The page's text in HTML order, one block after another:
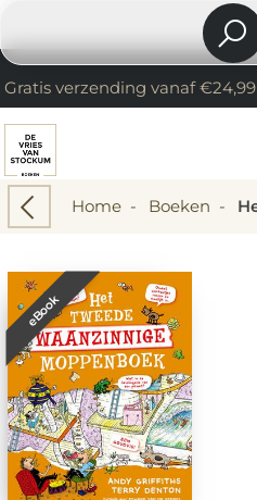
Gratis verzending vanaf €24,99
Home- Boeken -
eBook